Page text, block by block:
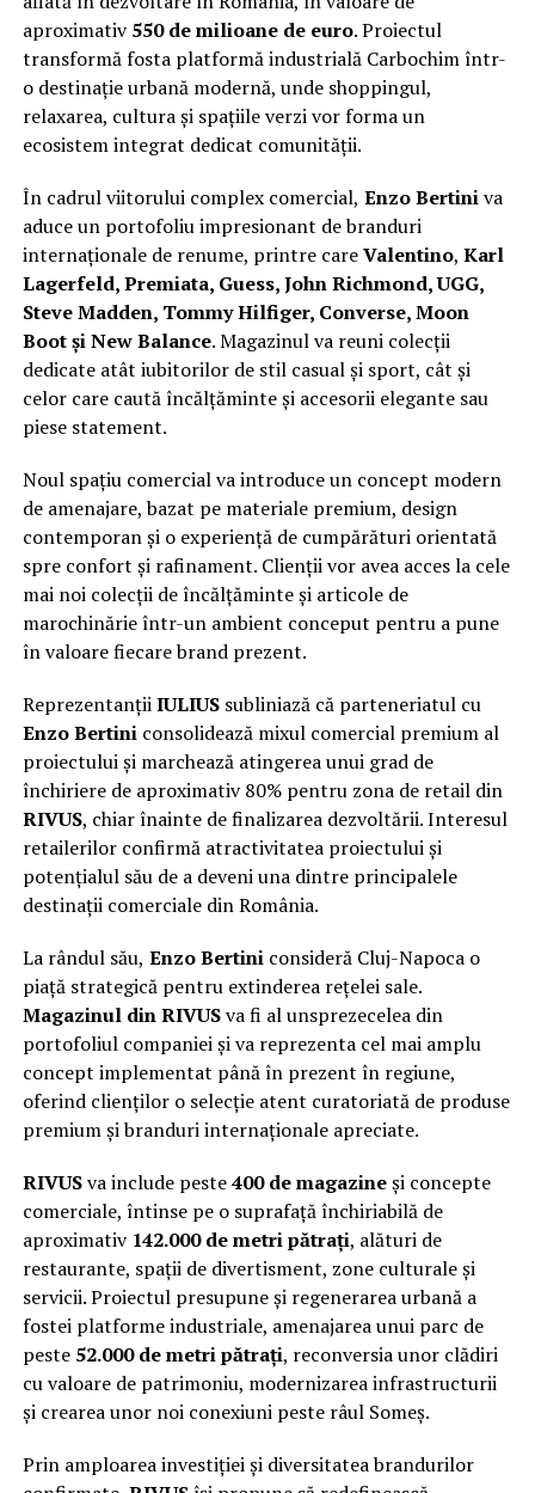
aproximativ550 de milioane de euro. Proiectul
transformă fosta platformă industrială Carbochim într-
o destinație urbană modernă, unde shoppingul,
relaxarea, cultura și spațiile verzi vor forma un
ecosistem integrat dedicat comunității.
În cadrul viitorului complex comercial, Enzo Bertiniva
aduce un portofoliu impresionant de branduri
internaționale de renume, printre careValentino, Karl
Lagerfeld, Premiata, Guess, John Richmond, UGG,
Steve Madden, Tommy Hilfiger, Converse, Moon
Boot și New Balance. Magazinul va reuni colecții
dedicate atât iubitorilor de stil casual și sport, cât și
celor care caută încălțăminte și accesorii elegante sau
piese statement.
Noul spațiu comercial va introduce un concept modern
de amenajare, bazat pe materiale premium, design
contemporan și o experiență de cumpărături orientată
spre confort și rafinament. Clienții vor avea acces la cele
mai noi colecții de încălțăminte și articole de
marochinărie într-un ambient conceput pentru a pune
în valoare fiecare brand prezent.
ReprezentanțiiIULIUSsubliniază că parteneriatul cu
Enzo Bertiniconsolidează mixul comercial premium al
proiectului și marchează atingerea unui grad de
închiriere de aproximativ 80% pentru zona de retail din
RIVUS, chiar înainte de finalizarea dezvoltării. Interesul
retailerilor confirmă atractivitatea proiectului și
potențialul său de a deveni una dintre principalele
destinații comerciale din România.
La rândul său, Enzo Bertiniconsideră Cluj-Napoca o
piață strategică pentru extinderea rețelei sale.
Magazinul din RIVUSva fi al unsprezecelea din
portofoliul companiei și va reprezenta cel mai amplu
concept implementat până în prezent în regiune,
oferind clienților o selecție atent curatoriată de produse
premium și branduri internaționale apreciate.
RIVUSva include peste400 de magazineși concepte
comerciale, întinse pe o suprafață închiriabilă de
aproximativ 142.000 de metri pătrați, alături de
restaurante, spații de divertisment, zone culturale și
servicii. Proiectul presupune și regenerarea urbană a
fostei platforme industriale, amenajarea unui parc de
peste 52.000 de metri pătrați, reconversia unor clădiri
cu valoare de patrimoniu, modernizarea infrastructurii
și crearea unor noi conexiuni peste râul Someș.
Prin amploarea investiției și diversitatea brandurilor